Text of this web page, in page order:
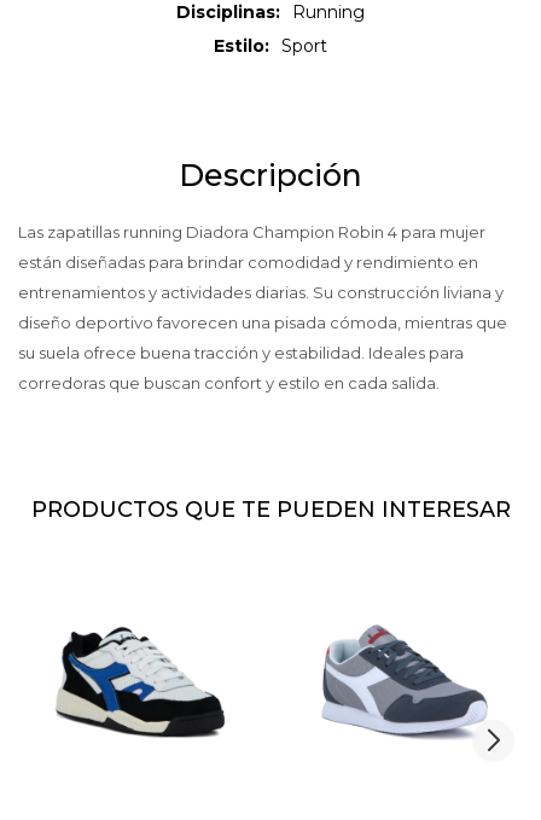
Disciplinas
Running
Estilo
Sport
Descripción
Las zapatillas running Diadora Champion Robin 4 para mujer
están diseñadas para brindar comodidad y rendimiento en
entrenamientos y actividades diarias. Su construcción liviana y
diseño deportivo favorecen una pisada cómoda, mientras que
su suela ofrece buena tracción y estabilidad. Ideales para
corredoras que buscan confort y estilo en cada salida.
PRODUCTOS QUE TE PUEDEN INTERESAR